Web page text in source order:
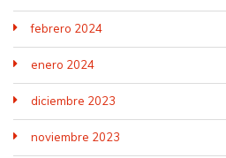
febrero 2024
enero 2024
diciembre 2023
noviembre 2023